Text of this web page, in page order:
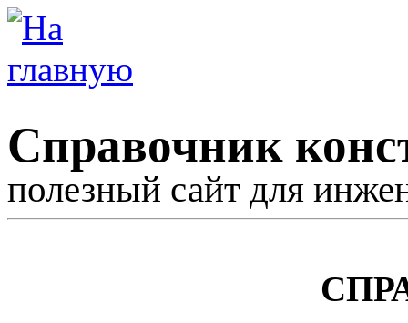
Справочник
полезный сайт для